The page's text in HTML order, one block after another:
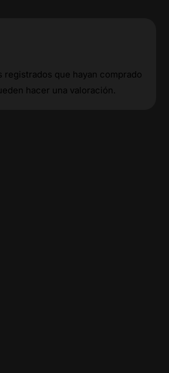
registrados que hayan comprado
hacer una valoración.